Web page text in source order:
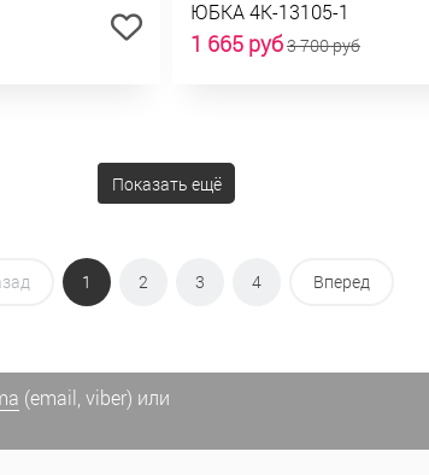
ЮБКА 4К-13105-1
1 665 руб3 700 руб
Показать ещё
1 2 3 4 Вперед
(email, viber) или